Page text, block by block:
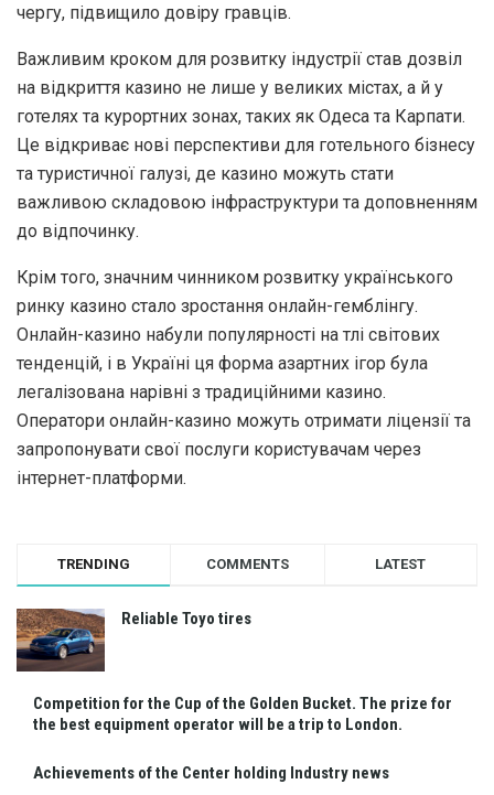
чергу, підвищило довіру гравців.
Важливим кроком для розвитку індустрії став дозвіл
на відкриття казино не лише у великих містах, а й у
готелях та курортних зонах, таких як Одеса та Карпати.
Це відкриває нові перспективи для готельного бізнесу
та туристичної галузі, де казино можуть стати
важливою складовою інфраструктури та доповненням
до відпочинку.
Крім того, значним чинником розвитку українського
ринку казино стало зростання онлайн-гемблінгу.
Онлайн-казино набули популярності на тлі світових
тенденцій, і в Україні ця форма азартних ігор була
легалізована нарівні з традиційними казино.
Оператори онлайн-казино можуть отримати ліцензії та
запропонувати свої послуги користувачам через
інтернет-платформи.
TRENDING COMMENTS LATEST
Reliable Toyo tires
Competition for the Cup of the Golden Bucket. The prize for
the best equipment operator will be a trip to London.
Achievements of the Center holding Industry news